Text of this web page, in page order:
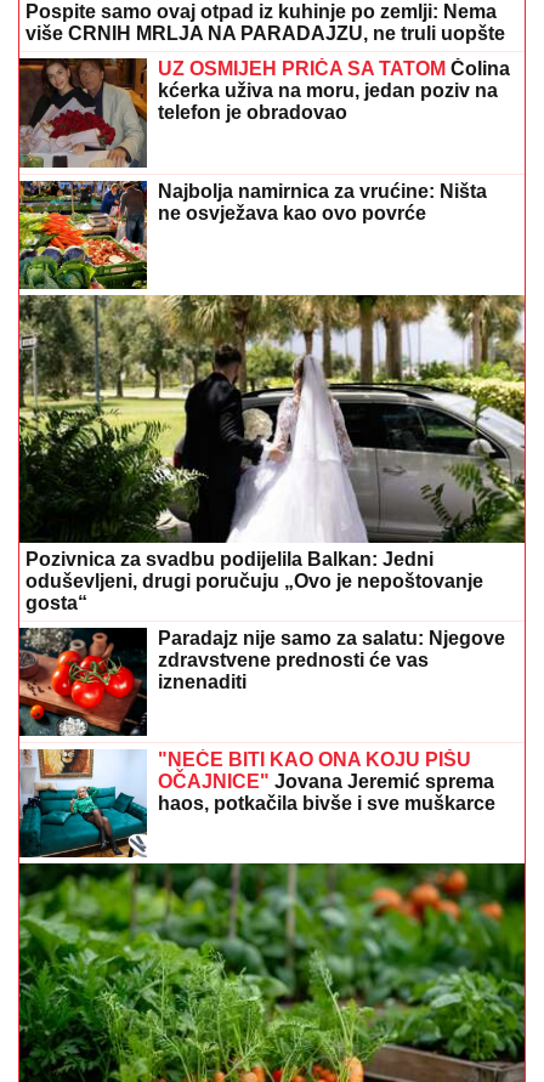
Pospite samo ovaj otpad iz kuhinje po zemlji: Nema
više CRNIH MRLJA NA PARADAJZU, ne truli uopšte
UZ OSMIJEH PRIČA SA TATOM Čolina
kćerka uživa na moru, jedan poziv na
telefon je obradovao
Najbolja namirnica za vrućine: Ništa
ne osvježava kao ovo povrće
Pozivnica za svadbu podijelila Balkan: Jedni
oduševljeni, drugi poručuju „Ovo je nepoštovanje
gosta“
Paradajz nije samo za salatu: Njegove
zdravstvene prednosti će vas
iznenaditi
"NEĆE BITI KAO ONA KOJU PIŠU
OČAJNICE" Jovana Jeremić sprema
haos, potkačila bivše i sve muškarce